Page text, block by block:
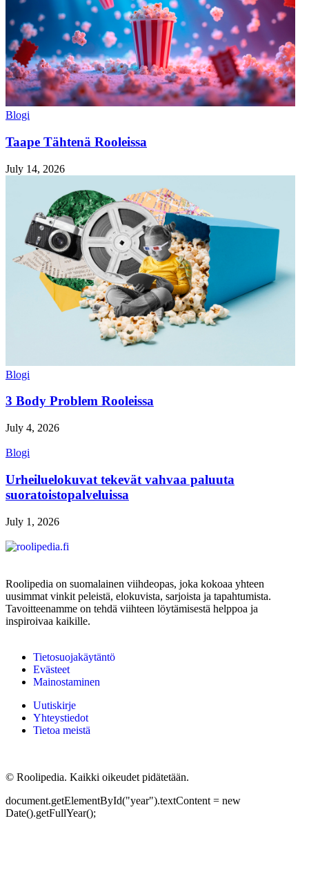
Blogi
Taape Tähtenä Rooleissa
July 14, 2026
Blogi
3 Body Problem Rooleissa
July 4, 2026
Blogi
Urheiluelokuvat tekevät vahvaa paluuta
suoratoistopalveluissa
July 1, 2026
Roolipedia on suomalainen viihdeopas, joka kokoaa yhteen
uusimmat vinkit peleistä, elokuvista, sarjoista ja tapahtumista.
Tavoitteenamme on tehdä viihteen löytämisestä helppoa ja
inspiroivaa kaikille.
Tietosuojakäytäntö
Evästeet
Mainostaminen
Uutiskirje
Yhteystiedot
Tietoa meistä
© Roolipedia. Kaikki oikeudet pidätetään.
document.getElementById("year").textContent = new
Date().getFullYear();